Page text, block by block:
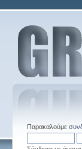
Παρακαλούμε